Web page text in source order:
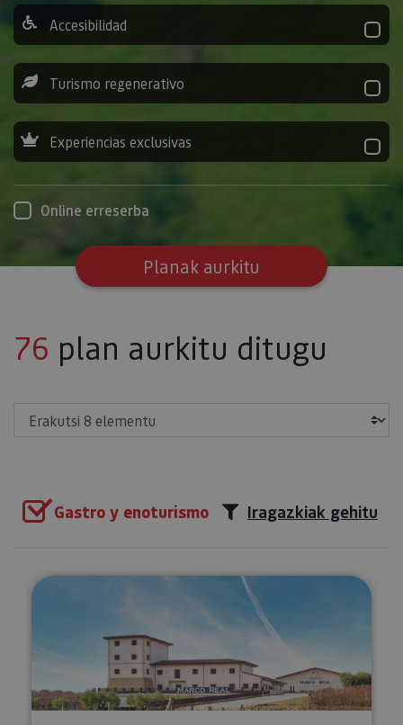
Accesibilidad
Turismo regenerativo
Experiencias exclusivas
Online erreserba
Planak aurkitu
76 plan aurkitu ditugu
Gastro y enoturismo Iragazkiak gehitu
Bisita dastaketa barne Marco